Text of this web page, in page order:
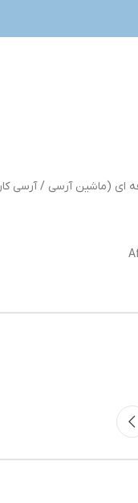
ای (ماشین آرسی / آرسی